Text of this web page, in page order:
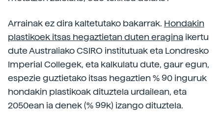
Arrainak ez dira kaltetutako bakarrak. Hondakin
plastikoek itsas hegaztietan duten eragina ikertu
dute Australiako CSIRO institutuak eta Londresko
Imperial Collegek, eta kalkulatu dute, gaur egun,
espezie guztietako itsas hegaztien % 90 inguruk
hondakin plastikoak dituztela urdailean, eta
2050ean ia denek (% 99k) izango dituztela.